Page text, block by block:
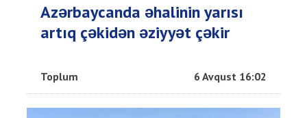
Azərbaycanda əhalinin yarısı
artıq çəkidən əziyyət çəkir
Toplum 6 Avqust 16:02